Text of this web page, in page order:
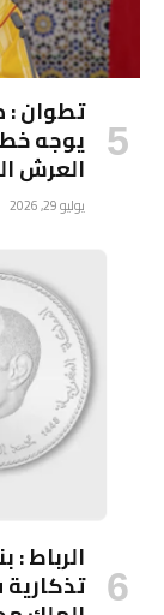
تطوان :
يوجه
العرش
يوليو 29, 2026
الرباط